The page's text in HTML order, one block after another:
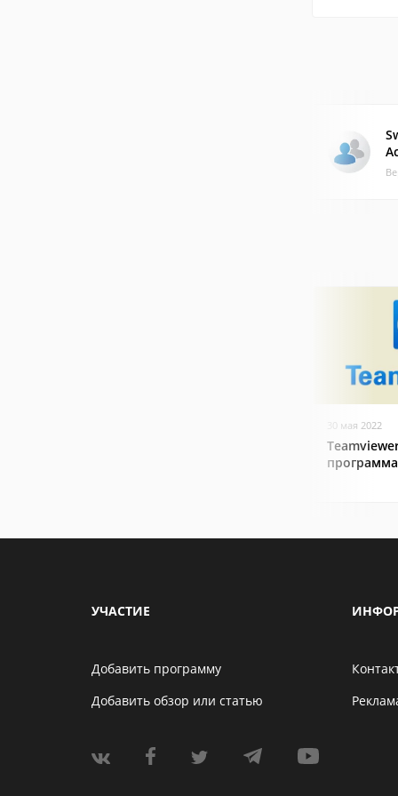
30 мая 2022
программа
УЧАСТИЕ
Добавить программу
Добавить обзор или статью